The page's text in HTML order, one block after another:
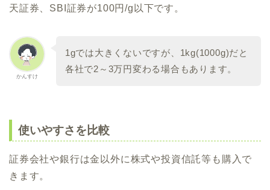
天証券、SBI証券が100円/g以下です。
かんすけ
1gでは大きくないですが、1kg(1000g)だと
各社で2～3万円変わる場合もあります。
使いやすさを比較
証券会社や銀行は金以外に株式や投資信託等も購入で
きます。